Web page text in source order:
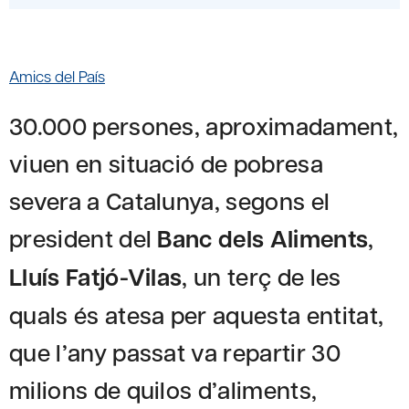
Amics del País
30.000 persones, aproximadament,
viuen en situació de pobresa
severa a Catalunya, segons el
president del Banc dels Aliments,
Lluís Fatjó-Vilas, un terç de les
quals és atesa per aquesta entitat,
que l’any passat va repartir 30
milions de quilos d’aliments,